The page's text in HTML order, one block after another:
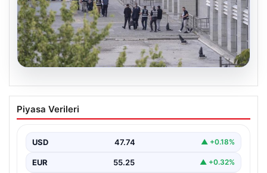
Etimesgut Belediyesi’nde Soruşturma
Derinleşiyor: Başkan Yardımcısı Mutlu
Çıktı
Ankara Batı Cumhuriyet Başsavcılığı tarafından
yürütülen kapsamlı soruşturma kapsamında Etimesgut
Piyasa Verileri
USD 47.74 ▲ +0.18%
EUR 55.25 ▲ +0.32%